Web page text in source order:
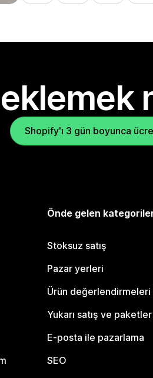
Shopify'ı 3 gün boyunca
Önde gelen
Stoksuz satış
Pazar yerleri
Ürün değerlendirmeleri
Yukarı satış ve paketler
E-posta ile pazarlama
SEO